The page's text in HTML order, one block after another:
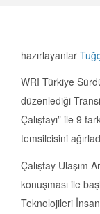
hazırlayanlar
WRI Türkiye
düzenlediği
Çalıştayı” ile 9
temsilcisini
Çalıştay Ulaşım
konuşması ile
Teknolojileri